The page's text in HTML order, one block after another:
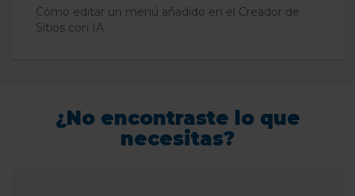
Cómo editar un menú añadido en el Creador de
Sitios con IA
¿No encontraste lo que
necesitas?